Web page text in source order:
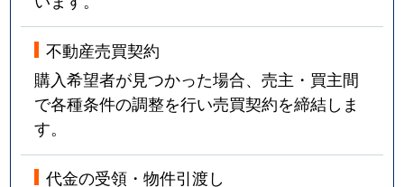
不動産売買契約
購入希望者が見つかった場合、売主・買主間
で各種条件の調整を行い売買契約を締結しま
す。
代金の受領・物件引渡し